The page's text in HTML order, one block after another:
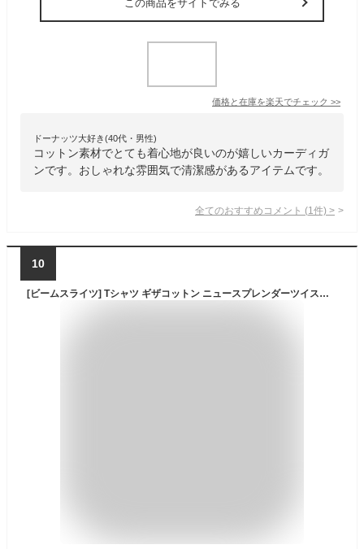
この商品をサイトでみる
価格と在庫を楽天でチェック >>
ドーナッツ大好き(40代・男性)
コットン素材でとても着心地が良いのが嬉しいカーディガ
ンです。おしゃれな雰囲気で清潔感があるアイテムです。
全てのおすすめコメント (1 件) >
10
[ビームスライツ] Tシャツ ギザコットン ニュースプレンダーツイスト カーディガン メンズ REEF_GREEN M